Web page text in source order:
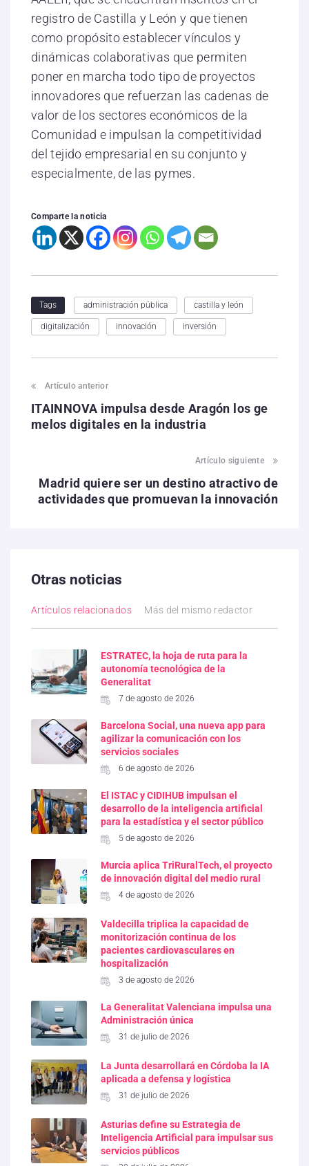
registro de Castilla y León y que tienen
como propósito establecer vínculos y
dinámicas colaborativas que permiten
poner en marcha todo tipo de proyectos
innovadores que refuerzan las cadenas de
valor de los sectores económicos de la
Comunidad e impulsan la competitividad
del tejido empresarial en su conjunto y
especialmente, de las pymes.
Comparte la noticia
Tags administración pública castilla y león
digitalización innovación inversión
Artículo anterior
ITAINNOVA impulsa desde Aragón los ge
melos digitales en la industria
Artículo siguiente
Madrid quiere ser un destino atractivo de
actividades que promuevan la innovación
Otras noticias
Artículos relacionados Más del mismo redactor
ESTRATEC, la hoja de ruta para la
autonomía tecnológica de la
Generalitat
7 de agosto de 2026
Barcelona Social, una nueva app para
agilizar la comunicación con los
servicios sociales
6 de agosto de 2026
El ISTAC y CIDIHUB impulsan el
desarrollo de la inteligencia artificial
para la estadística y el sector público
5 de agosto de 2026
Murcia aplica TriRuralTech, el proyecto
de innovación digital del medio rural
4 de agosto de 2026
Valdecilla triplica la capacidad de
monitorización continua de los
pacientes cardiovasculares en
hospitalización
3 de agosto de 2026
La Generalitat Valenciana impulsa una
Administración única
31 de julio de 2026
La Junta desarrollará en Córdoba la IA
aplicada a defensa y logística
31 de julio de 2026
Asturias define su Estrategia de
Inteligencia Artificial para impulsar sus
servicios públicos